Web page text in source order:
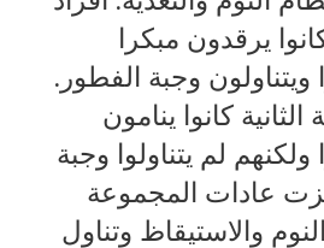
يرقدون مبكرا
وجبة الفطور.
كانوا ينامون
لم يتناولوا وجبة
عادات المجموعة
والاستيقاظ وتناول